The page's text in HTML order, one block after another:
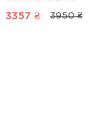
3357 ₴ 3950 ₴